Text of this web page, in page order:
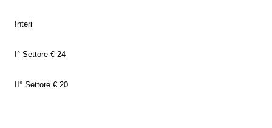
Interi
I° Settore € 24
II° Settore € 20